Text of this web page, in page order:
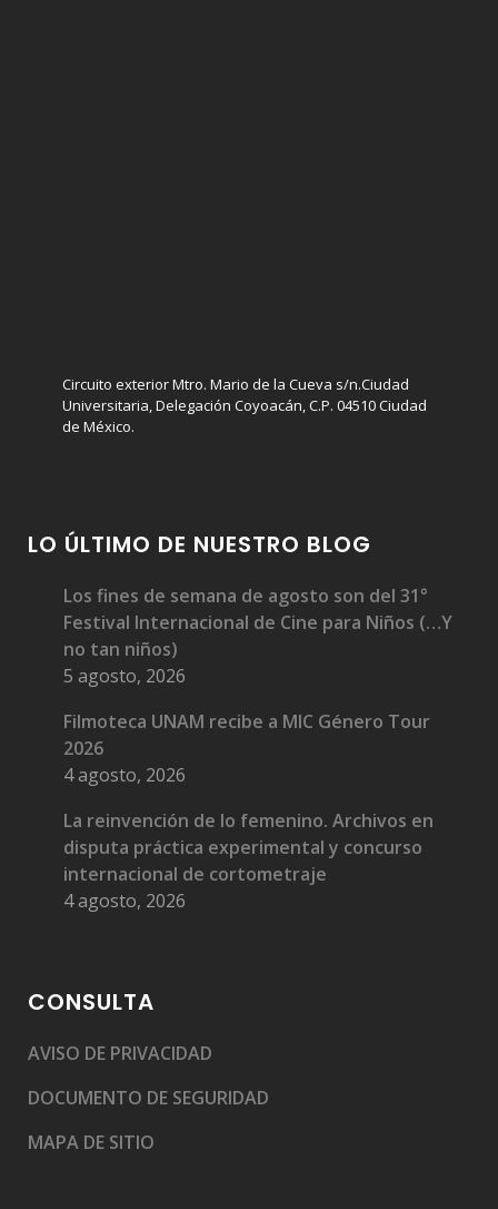
Circuito exterior Mtro. Mario de la Cueva s/n.Ciudad
Universitaria, Delegación Coyoacán, C.P. 04510 Ciudad
de México.
LO ÚLTIMO DE NUESTRO BLOG
Los fines de semana de agosto son del 31°
Festival Internacional de Cine para Niños (…Y
no tan niños)
5 agosto, 2026
Filmoteca UNAM recibe a MIC Género Tour
2026
4 agosto, 2026
La reinvención de lo femenino. Archivos en
disputa práctica experimental y concurso
internacional de cortometraje
4 agosto, 2026
CONSULTA
AVISO DE PRIVACIDAD
DOCUMENTO DE SEGURIDAD
MAPA DE SITIO